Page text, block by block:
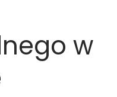
w